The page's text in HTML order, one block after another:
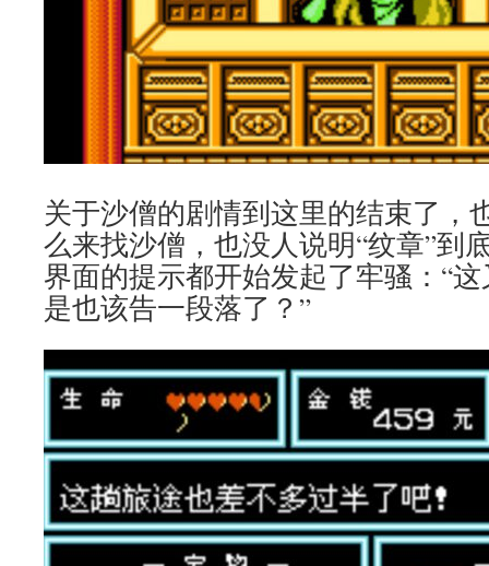
关于沙僧的剧情到这里的结束了，
么来找沙僧，也没人说明“纹章”到
界面的提示都开始发起了牢骚：“
是也该告一段落了？”